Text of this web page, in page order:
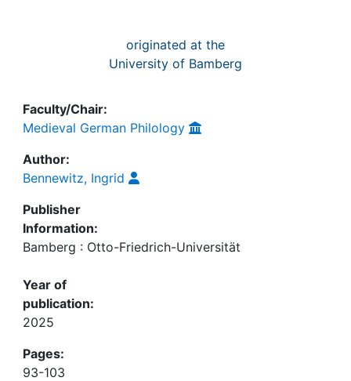
originated at the
University of Bamberg
Faculty/Chair:
Medieval German Philology
Author:
Bennewitz, Ingrid
Publisher
Information:
Bamberg : Otto-Friedrich-Universität
Year of
publication:
2025
Pages:
93-103